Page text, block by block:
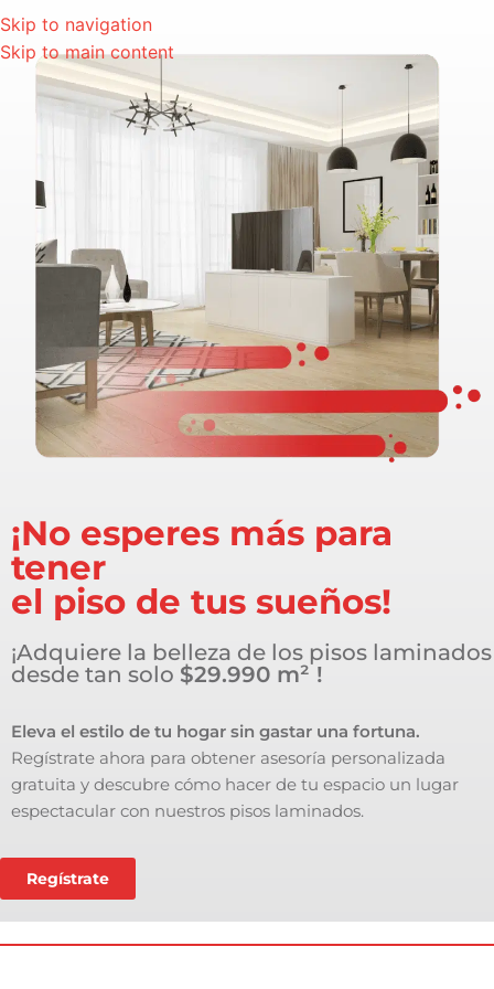
Skip to navigation
Skip to main content
¡No esperes más para
tener
el piso de tus sueños!
¡Adquiere la belleza de los pisos laminados
desde tan solo $29.990 m² !
Eleva el estilo de tu hogar sin gastar una fortuna.
Regístrate ahora para obtener asesoría personalizada
gratuita y descubre cómo hacer de tu espacio un lugar
espectacular con nuestros pisos laminados.
Regístrate